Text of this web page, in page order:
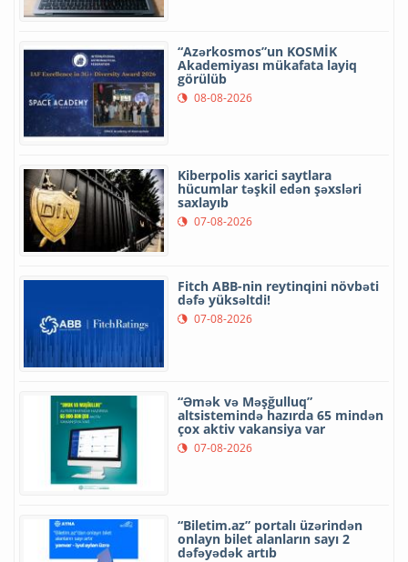
“Azərkosmos”un KOSMİK
Akademiyası mükafata layiq
görülüb
08-08-2026
Kiberpolis xarici saytlara
hücumlar təşkil edən şəxsləri
saxlayıb
07-08-2026
Fitch ABB-nin reytinqini növbəti
dəfə yüksəltdi!
07-08-2026
“Əmək və Məşğulluq”
altsistemində hazırda 65 mindən
çox aktiv vakansiya var
07-08-2026
“Biletim.az” portalı üzərindən
onlayn bilet alanların sayı 2
dəfəyədək artıb